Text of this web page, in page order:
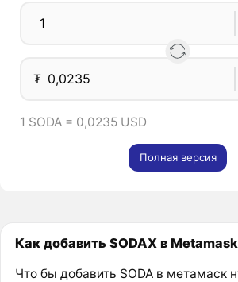
₮
1 SODA = 0,0235 USD
Полная версия
Как добавить SODAX в
Что бы добавить SODA в метамаск